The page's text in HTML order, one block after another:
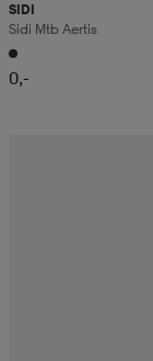
SIDI
Sidi Mtb Aertis
0,-